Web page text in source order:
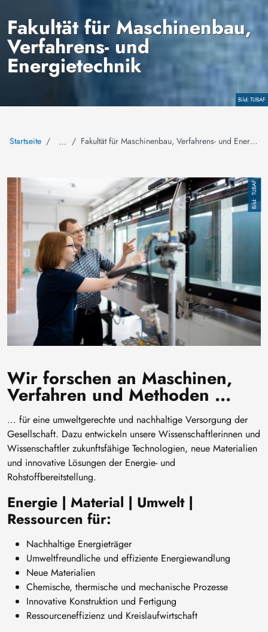
Copyright
TUBAF
Fakultät für Maschinenbau,
Verfahrens- und
Energietechnik
Startseite … Fakultät für Maschinenbau, Verfahrens- und Energietechnik
Bild TUBAF
Wir forschen an Maschinen,
Verfahren und Methoden ...
... für eine umweltgerechte und nachhaltige Versorgung der
Gesellschaft. Dazu entwickeln unsere Wissenschaftlerinnen und
Wissenschaftler zukunftsfähige Technologien, neue Materialien
und innovative Lösungen der Energie- und
Rohstoffbereitstellung.
Energie | Material | Umwelt |
Ressourcen für:
Nachhaltige Energieträger
Umweltfreundliche und effiziente Energiewandlung
Neue Materialien
Chemische, thermische und mechanische Prozesse
Innovative Konstruktion und Fertigung
Ressourceneffizienz und Kreislaufwirtschaft